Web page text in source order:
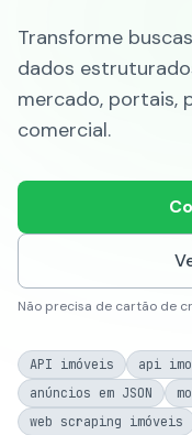
Transforme
dados
mercado, portais,
comercial.
Não precisa de cartão de
API imóveis api
anúncios em JSON
web scraping imóveis